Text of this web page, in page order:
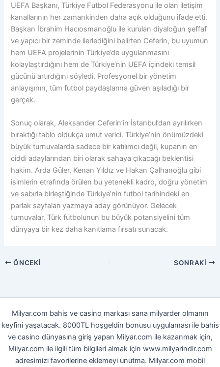
UEFA Başkanı, Türkiye Futbol Federasyonu ile olan iletişim
kanallarının her zamankinden daha açık olduğunu ifade etti.
Başkan İbrahim Hacıosmanoğlu ile kurulan diyaloğun şeffaf
ve yapıcı bir zeminde ilerlediğini belirten Ceferin, bu uyumun
hem UEFA projelerinin Türkiye’de uygulanmasını
kolaylaştırdığını hem de Türkiye’nin UEFA içindeki temsil
gücünü artırdığını söyledi. Profesyonel bir yönetim
anlayışının, tüm futbol paydaşlarına güven aşıladığı bir
gerçek.
Sonuç olarak, Aleksander Ceferin’in İstanbul’dan ayrılırken
bıraktığı tablo oldukça umut verici. Türkiye’nin önümüzdeki
büyük turnuvalarda sadece bir katılımcı değil, kupanın en
ciddi adaylarından biri olarak sahaya çıkacağı beklentisi
hakim. Arda Güler, Kenan Yıldız ve Hakan Çalhanoğlu gibi
isimlerin etrafında örülen bu yetenekli kadro, doğru yönetim
ve sabırla birleştiğinde Türkiye’nin futbol tarihindeki en
parlak sayfaları yazmaya aday görünüyor. Gelecek
turnuvalar, Türk futbolunun bu büyük potansiyelini tüm
dünyaya bir kez daha kanıtlama fırsatı sunacak.
ÖNCEKI SONRAKI
Milyar.com bahis ve casino markası sana milyarder olmanın
keyfini yaşatacak. 8000TL hoşgeldin bonusu uygulaması ile bahis
ve casino dünyasına giriş yapan Milyar.com ile kazanmak için,
Milyar.com ile ilgili tüm bilgileri almak için www.milyarindir.com
adresimizi favorilerine eklemeyi unutma. Milyar.com mobil